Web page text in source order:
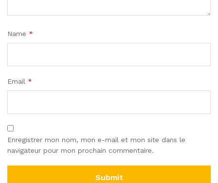
Name *
Email *
Enregistrer mon nom, mon e-mail et mon site dans le
navigateur pour mon prochain commentaire.